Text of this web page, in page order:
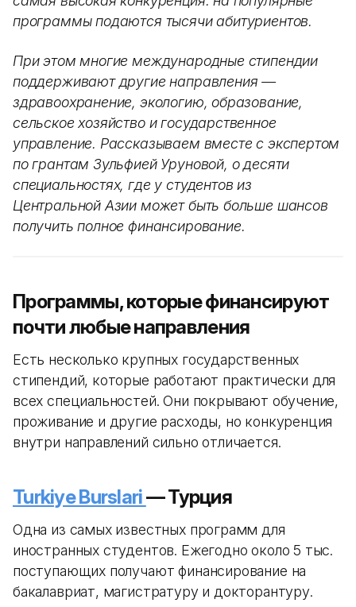
программы подаются тысячи абитуриентов.
При этом многие международные стипендии
поддерживают другие направления —
здравоохранение, экологию, образование,
сельское хозяйство и государственное
управление. Рассказываем вместе с экспертом
по грантам Зульфией Уруновой, о десяти
специальностях, где у студентов из
Центральной Азии может быть больше шансов
получить полное финансирование.
Программы, которые финансируют
почти любые направления
Есть несколько крупных государственных
стипендий, которые работают практически для
всех специальностей. Они покрывают обучение,
проживание и другие расходы, но конкуренция
внутри направлений сильно отличается.
Turkiye Burslari— Турция
Одна из самых известных программ для
иностранных студентов. Ежегодно около 5 тыс.
поступающих получают финансирование на
бакалавриат, магистратуру и докторантуру.